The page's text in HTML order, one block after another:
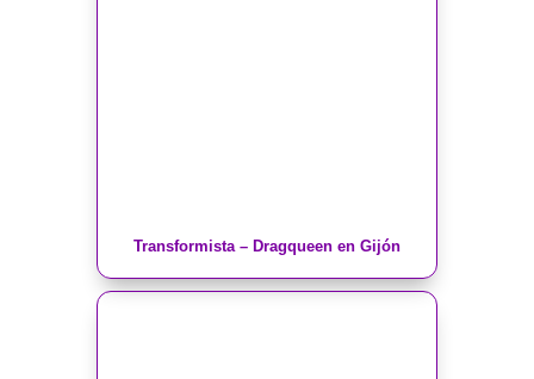
Transformista – Dragqueen en Gijón